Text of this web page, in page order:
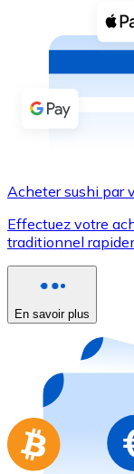
Coupons
Achetez
Acheter
Virement
Utilisez les
Acheter avec
Nouveau
Achetez
Aller à la
Acheter sushi par
Effectuez votre
traditionnel
En savoir plus